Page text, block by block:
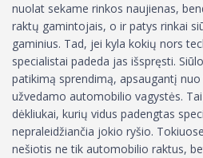
nuolat sekame rinkos naujienas,
raktų gamintojais, o ir patys rinkai
gaminius. Tad, jei kyla kokių nors
specialistai padeda jas išspręsti.
patikimą sprendimą, apsaugantį nuo
užvedamo automobilio vagystės.
dėkliukai, kurių vidus padengtas
nepraleidžiančia jokio ryšio.
nešiotis ne tik automobilio raktus,